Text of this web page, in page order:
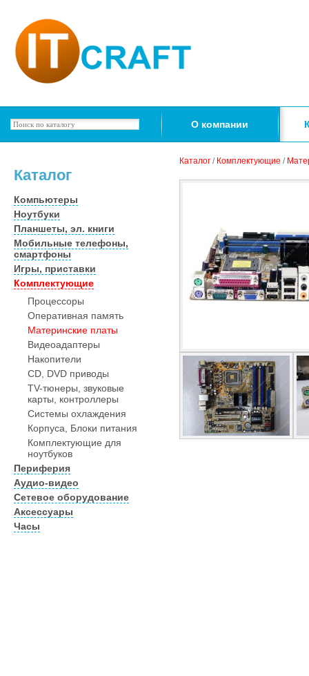
О компании
Каталог
Компьютеры
Ноутбуки
Планшеты, эл. книги
Мобильные телефоны,
смартфоны
Игры, приставки
Комплектующие
Процессоры
Оперативная память
Материнские платы
Видеоадаптеры
Накопители
CD, DVD приводы
TV-тюнеры, звуковые
карты, контроллеры
Системы охлаждения
Корпуса, Блоки питания
Комплектующие для
ноутбуков
Периферия
Аудио-видео
Сетевое оборудование
Аксессуары
Часы
Каталог / Комплектующие /